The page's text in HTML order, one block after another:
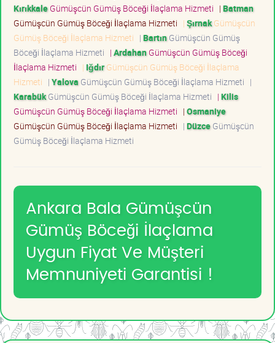
KırıkkaleGümüşcün Gümüş Böceği İlaçlama Hizmeti | Batman
Gümüşcün Gümüş Böceği İlaçlama Hizmeti | ŞırnakGümüşcün
Gümüş Böceği İlaçlama Hizmeti | BartınGümüşcün Gümüş
Böceği İlaçlama Hizmeti | ArdahanGümüşcün Gümüş Böceği
İlaçlama Hizmeti | IğdırGümüşcün Gümüş Böceği İlaçlama
Hizmeti | Yalova Gümüşcün Gümüş Böceği İlaçlama Hizmeti |
KarabükGümüşcün Gümüş Böceği İlaçlama Hizmeti | Kilis
Gümüşcün Gümüş Böceği İlaçlama Hizmeti | Osmaniye
Gümüşcün Gümüş Böceği İlaçlama Hizmeti | DüzceGümüşcün
Gümüş Böceği İlaçlama Hizmeti
Ankara Bala Gümüşcün
Gümüş Böceği İlaçlama
Uygun Fiyat Ve Müşteri
Memnuniyeti Garantisi !